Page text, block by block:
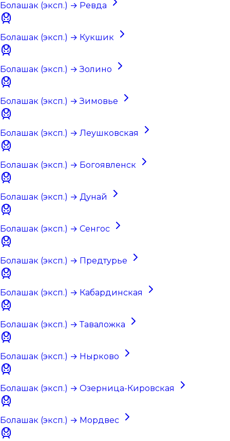
Болашак (эксп.) → Ревда
Болашак (эксп.) → Кукшик
Болашак (эксп.) → Золино
Болашак (эксп.) → Зимовье
Болашак (эксп.) → Леушковская
Болашак (эксп.) → Богоявленск
Болашак (эксп.) → Дунай
Болашак (эксп.) → Сенгос
Болашак (эксп.) → Предтурье
Болашак (эксп.) → Кабардинская
Болашак (эксп.) → Таваложка
Болашак (эксп.) → Нырково
Болашак (эксп.) → Озерница-Кировская
Болашак (эксп.) → Мордвес